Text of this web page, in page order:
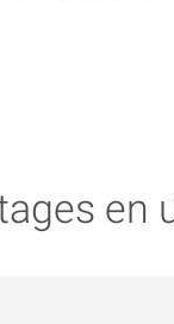
en